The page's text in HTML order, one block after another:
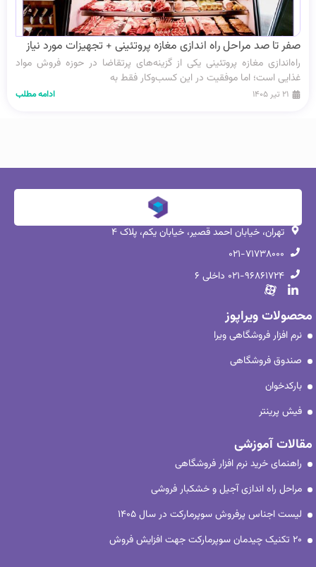
صفر تا صد مراحل راه‌ اندازی مغازه پروتئینی + تجهیزات مورد نیاز
راه‌اندازی مغازه پروتئینی یکی از گزینه‌های پرتقاضا در حوزه فروش مواد
غذایی است؛ اما موفقیت در این کسب‌وکار فقط به
۲۱ تیر ۱۴۰۵ ادامه مطلب
تهران، خیابان احمد قصیر، خیابان یکم، پلاک ۴
۰۲۱-۷۱۷۳۸۰۰۰
۰۲۱-۹۶۸۶۱۷۲۴ داخلی ۶
محصولات ویراپوز
نرم افزار فروشگاهی ویرا
صندوق فروشگاهی
بارکدخوان
فیش پرینتر
مقالات آموزشی
راهنمای خرید نرم افزار فروشگاهی
مراحل راه اندازی آجیل و خشکبار فروشی
لیست اجناس پرفروش سوپرمارکت در سال ۱۴۰۵
۲۰ تکنیک چیدمان سوپرمارکت جهت افزایش فروش